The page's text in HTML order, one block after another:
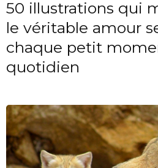
50 illustrations qui
le véritable amour
chaque petit
quotidien